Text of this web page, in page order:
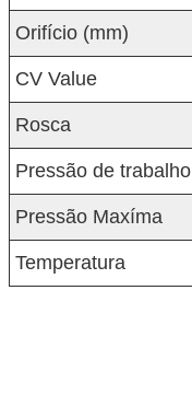
Orifício (mm)
CV Value
Rosca
Pressão de trabalho
Pressão Maxíma
Temperatura